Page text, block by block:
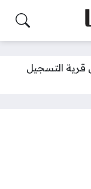
قرية التسجيل